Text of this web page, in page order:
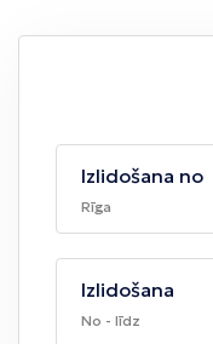
Izlidošana no
Rīga
Izlidošana
No - līdz